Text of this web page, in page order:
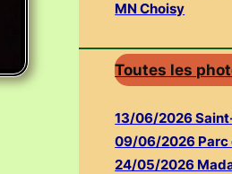
MN Choisy
Toutes les
13/06/2026
09/06/2026 Parc
24/05/2026